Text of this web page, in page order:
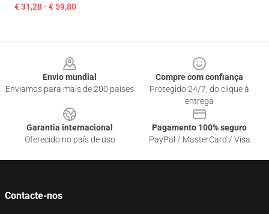
€ 31,28 - € 59,80
Envio mundial
Enviamos para mais de 200 países
Compre com confiança
Protegido 24/7, do clique à
entrega
Garantia internacional
Oferecido no país de uso
Pagamento 100% seguro
PayPal / MasterCard / Visa
Contacte-nos